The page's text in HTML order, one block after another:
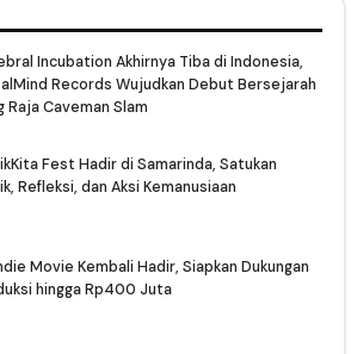
Incubation Akhirnya Tiba di Indonesia,
Records Wujudkan Debut Bersejarah
Raja Caveman Slam
Fest Hadir di Samarinda, Satukan
Refleksi, dan Aksi Kemanusiaan
Movie Kembali Hadir, Siapkan Dukungan
hingga Rp400 Juta